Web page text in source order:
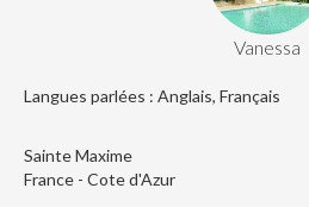
Vanessa
Langues parlées : Anglais, Français
Sainte Maxime
France - Cote d'Azur